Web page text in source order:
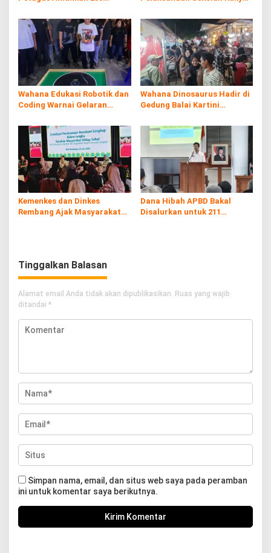
Wahana Edukasi Robotik dan
Coding Warnai Gelaran
Wahana Dinosaurus Hadir di
Gedung Balai Kartini
Kemenkes dan Dinkes
Rembang Ajak Masyarakat
Dana Hibah APBD Bakal
Disalurkan untuk 211
Tinggalkan Balasan
Alamat email Anda tidak akan dipublikasikan. Ruas yang wajib
ditandai *
Simpan nama, email, dan situs web saya pada peramban
ini untuk komentar saya berikutnya.